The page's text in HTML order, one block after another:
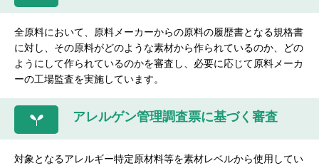
全原料において、原料メーカーからの原料の履歴書となる規格書
に対し、その原料がどのような素材から作られているのか、どの
ようにして作られているのかを審査し、必要に応じて原料メーカ
ーの工場監査を実施しています。
アレルゲン管理調査票に基づく審査
対象となるアレルギー特定原材料等を素材レベルから使用してい